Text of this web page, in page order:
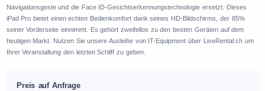
Navigationsgeste und die Face ID-Gesichtserkennungstechnologie ersetzt. Dieses
iPad Pro bietet einen echten Bedienkomfort dank seines HD-Bildschirms, der 85%
seiner Vorderseite einnimmt. Es gehört zweifellos zu den besten Geräten auf dem
heutigen Markt. Nutzen Sie unsere Ausleihe von IT-Equipment über LiveRental.ch um
Ihrer Veranstaltung den letzten Schliff zu geben.
Preis auf Anfrage